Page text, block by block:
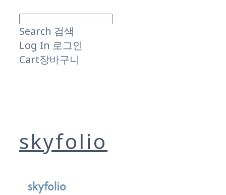
Search 검색
Log In 로그인
Cart장바구니
skyfolio